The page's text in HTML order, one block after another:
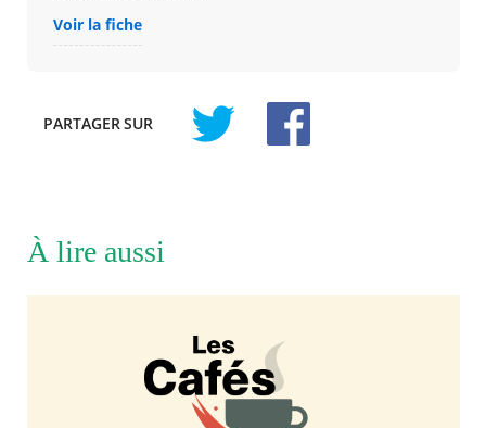
Voir la fiche
PARTAGERSUR
À lire aussi